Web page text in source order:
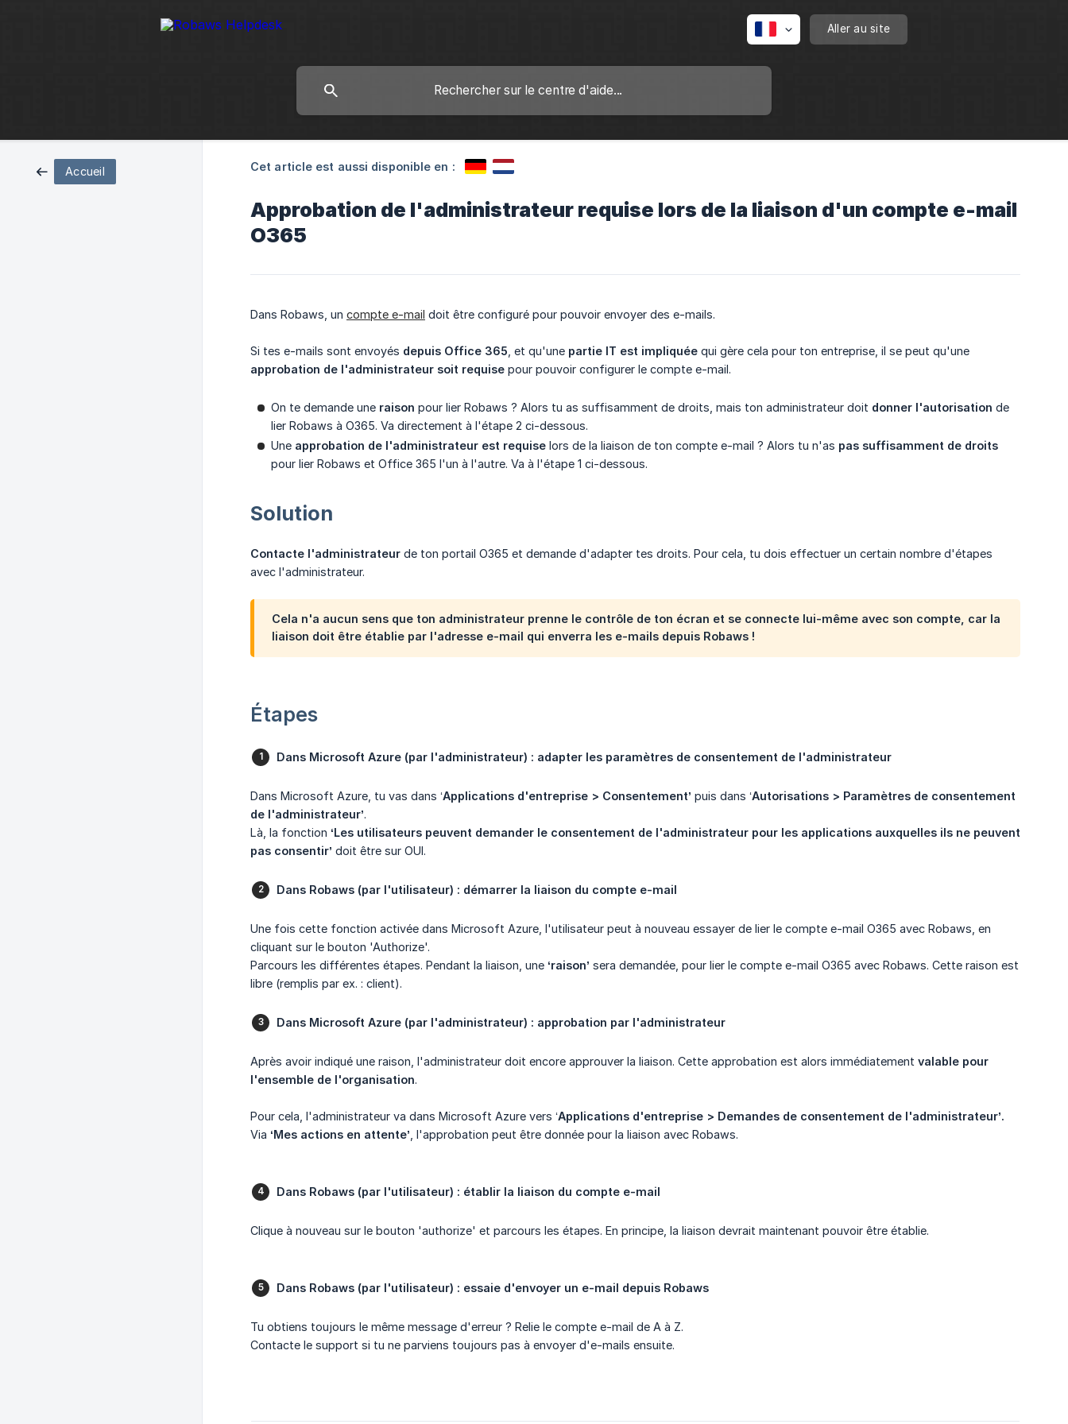
Aller au site
Accueil Cet article est aussi disponible en :
Approbation de l'administrateur requise lors de la liaison d'un compte e-mail
O365
Dans Robaws, un compte e-mail doit être configuré pour pouvoir envoyer des e-mails.
Si tes e-mails sont envoyés depuis Office 365 , et qu'une partie IT est impliquée qui gère cela pour ton entreprise, il se peut qu'une
approbation de l'administrateur soit requise pour pouvoir configurer le compte e-mail.
On te demande une raison pour lier Robaws ? Alors tu as suffisamment de droits, mais ton administrateur doit donner l'autorisation de
lier Robaws à O365. Va directement à l'étape 2 ci-dessous.
Une approbation de l'administrateur est requise lors de la liaison de ton compte e-mail ? Alors tu n'as pas suffisamment de droits
pour lier Robaws et Office 365 l'un à l'autre. Va à l'étape 1 ci-dessous.
Solution
Contacte l'administrateur de ton portail O365 et demande d'adapter tes droits. Pour cela, tu dois effectuer un certain nombre d'étapes
avec l'administrateur.
Cela n'a aucun sens que ton administrateur prenne le contrôle de ton écran et se connecte lui-même avec son compte, car la
liaison doit être établie par l'adresse e-mail qui enverra les e-mails depuis Robaws !
Étapes
Dans Microsoft Azure (par l'administrateur) : adapter les paramètres de consentement de l'administrateur
Dans Microsoft Azure, tu vas dans ‘Applications d'entreprise > Consentement’ puis dans ‘Autorisations > Paramètres de consentement
de l'administrateur’.
Là, la fonction ‘Les utilisateurs peuvent demander le consentement de l'administrateur pour les applications auxquelles ils ne peuvent
pas consentir’ doit être sur OUI.
Dans Robaws (par l'utilisateur) : démarrer la liaison du compte e-mail
Une fois cette fonction activée dans Microsoft Azure, l'utilisateur peut à nouveau essayer de lier le compte e-mail O365 avec Robaws, en
cliquant sur le bouton 'Authorize'.
Parcours les différentes étapes. Pendant la liaison, une ‘raison’ sera demandée, pour lier le compte e-mail O365 avec Robaws. Cette raison est
libre (remplis par ex. : client).
Dans Microsoft Azure (par l'administrateur) : approbation par l'administrateur
Après avoir indiqué une raison, l'administrateur doit encore approuver la liaison. Cette approbation est alors immédiatement valable pour
l'ensemble de l'organisation.
Pour cela, l'administrateur va dans Microsoft Azure vers ‘Applications d'entreprise > Demandes de consentement de l'administrateur’.
Via ‘Mes actions en attente’ , l'approbation peut être donnée pour la liaison avec Robaws.
Dans Robaws (par l'utilisateur) : établir la liaison du compte e-mail
Clique à nouveau sur le bouton 'authorize' et parcours les étapes. En principe, la liaison devrait maintenant pouvoir être établie.
Dans Robaws (par l'utilisateur) : essaie d'envoyer un e-mail depuis Robaws
Tu obtiens toujours le même message d'erreur ? Relie le compte e-mail de A à Z.
Contacte le support si tu ne parviens toujours pas à envoyer d'e-mails ensuite.